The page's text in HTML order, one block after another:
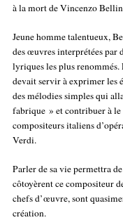
à la mort de Vincenzo
Jeune homme talentueux,
des œuvres interprétées par
lyriques les plus
devait servir à exprimer les
des mélodies simples qui
fabrique » et contribuer à le
compositeurs italiens
Verdi.
Parler de sa vie permettra
côtoyèrent ce compositeur
chefs d’œuvre, sont
création.